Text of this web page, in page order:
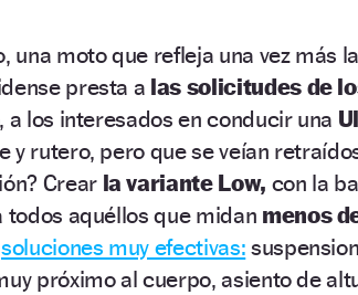
una moto que refleja una vez más
presta a las solicitudes de
a los interesados en conducir una
y rutero, pero que se veían
Crear la variante Low, con la
todos aquéllos que midan menos
soluciones muy efectivas:
próximo al cuerpo, asiento de